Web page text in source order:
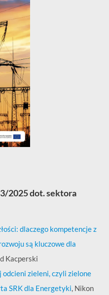
2025 dot. sektora
dlaczego kompetencje z
są kluczowe dla
Kacperski
odcieni zieleni, czyli zielone
SRK dla Energetyki, Nikon